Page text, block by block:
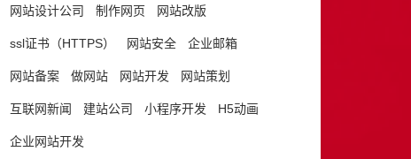
网站设计公司 制作网页 网站改版
ssl证书（HTTPS） 网站安全 企业邮箱
网站备案 做网站 网站开发 网站策划
互联网新闻 建站公司 小程序开发 H5动画
企业网站开发